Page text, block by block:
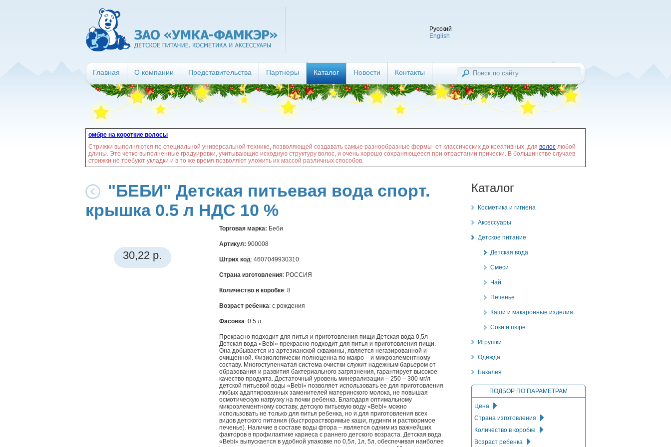
Русский
English
Главная О компании Представительства Партнеры Каталог Новости Контакты
омбре на короткие волосы
Стрижки выполняются по специальной универсальной технике, позволяющей создавать самые разнообразные формы- от классических до креативных, для волос любой
длины. Это четко выполненные градуировки, учитывающие исходную структуру волос, и очень хорошо сохраняющееся при отрастании прически. В большинстве случаев
стрижки не требуют укладки и в то же время позволяют уложить их массой различных способов.
"БЕБИ" Детская питьевая вода спорт.
крышка 0.5 л НДС 10 %
30,22 р.
Торговая марка: Беби
Артикул: 900008
Штрих код: 4607049930310
Страна изготовления: РОССИЯ
Количество в коробке: 8
Возраст ребенка: с рождения
Фасовка: 0.5 л.
Прекрасно подходит для питья и приготовления пищи Детская вода 0,5л
Детская вода «Вebi» прекрасно подходит для питья и приготовления пищи.
Она добывается из артезианской скважины, является негазированной и
очищенной. Физиологически полноценна по макро – и микроэлементному
составу. Многоступенчатая система очистки служит надежным барьером от
образования и развития бактериального загрязнения, гарантирует высокое
качество продукта. Достаточный уровень минерализации – 250 – 300 мг/л
детской питьевой воды «Вebi» позволяет использовать ее для приготовления
любых адаптированных заменителей материнского молока, не повышая
осмотическую нагрузку на почки ребенка. Благодаря оптимальному
микроэлементному составу, детскую питьевую воду «Bebi» можно
использовать не только для питья ребенка, но и для приготовления всех
видов детского питания (быстрорастворимые каши, пудинги и растворимое
печенье). Наличие в составе воды фтора – является одним из важнейших
факторов в профилактике кариеса с раннего детского возраста. Детская вода
«Вebi» выпускается в удобной упаковке по 0,5л, 1л, 5л, обеспечивая наиболее
Каталог
Косметика и гигиена
Аксессуары
Детское питание
Детская вода
Смеси
Чай
Печенье
Каши и макаронные изделия
Соки и пюре
Игрушки
Одежда
Бакалея
ПОДБОР ПО ПАРАМЕТРАМ
Цена
Страна изготовления
Количество в коробке
Возраст ребенка